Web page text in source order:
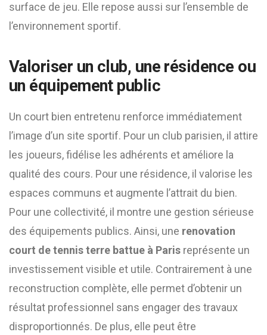
surface de jeu. Elle repose aussi sur l’ensemble de
l’environnement sportif.
Valoriser un club, une résidence ou
un équipement public
Un court bien entretenu renforce immédiatement
l’image d’un site sportif. Pour un club parisien, il attire
les joueurs, fidélise les adhérents et améliore la
qualité des cours. Pour une résidence, il valorise les
espaces communs et augmente l’attrait du bien.
Pour une collectivité, il montre une gestion sérieuse
des équipements publics. Ainsi, une renovation
court de tennis terre battue à Paris représente un
investissement visible et utile. Contrairement à une
reconstruction complète, elle permet d’obtenir un
résultat professionnel sans engager des travaux
disproportionnés. De plus, elle peut être